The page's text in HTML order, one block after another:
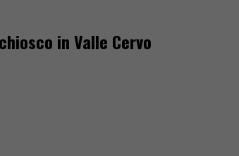
in Valle Cervo